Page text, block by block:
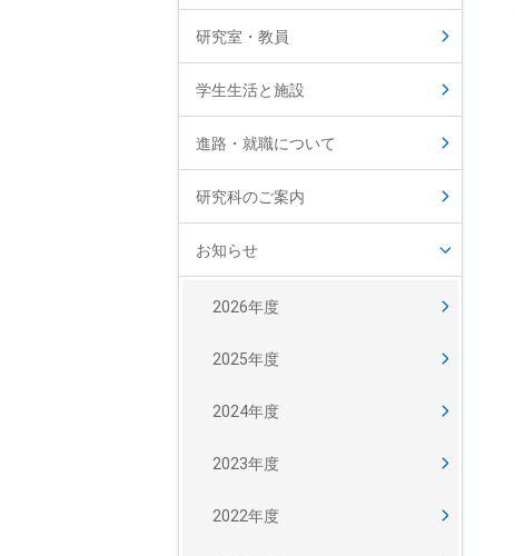
大学院規程
学位授与数
研究室・教員
学生生活と施設
進路・就職について
研究科のご案内
お知らせ
2026年度
2025年度
2024年度
2023年度
2022年度